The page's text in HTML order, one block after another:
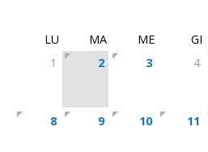
LU MA ME GI
1
2 3 4
8 9 10 11